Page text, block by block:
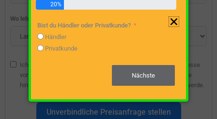
Wo lebst du?
Ich bin damit einverstanden, dass die angegebene E-Mail-Adresse
vom Webseitenbetreiber gespeichert wird, damit ich über diese
hinsichtlich eines unverbindlichen Preisangebots kontaktiert werde.
Unverbindliche Preisanfrage stellen
20%
Bist du Händler oder Privatkunde?
Händler
Privatkunde
Nächste